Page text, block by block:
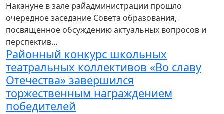
Накануне в зале райадминистрации прошло
очередное заседание Совета образования,
посвященное обсуждению актуальных вопросов и
перспектив…
Районный конкурс школьных
театральных коллективов «Во славу
Отечества» завершился
торжественным награждением
победителей